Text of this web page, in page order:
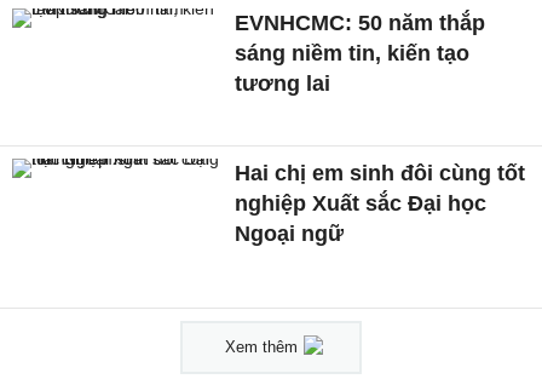
EVNHCMC: 50 năm thắp
sáng niềm tin, kiến tạo
tương lai
Hai chị em sinh đôi cùng tốt
nghiệp Xuất sắc Đại học
Ngoại ngữ
Xem thêm